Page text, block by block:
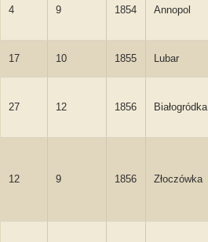
4 9 1854 Annopol
17 10 1855 Lubar
27 12 1856 Białogródka
12 9 1856 Złoczówka